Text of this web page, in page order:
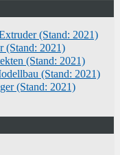
(Stand: 2021)
(Stand: 2021)
(Stand: 2021)
(Stand: 2021)
(Stand: 2021)